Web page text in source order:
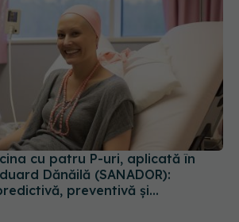
Dănăilă (SANADOR):
preventivă și